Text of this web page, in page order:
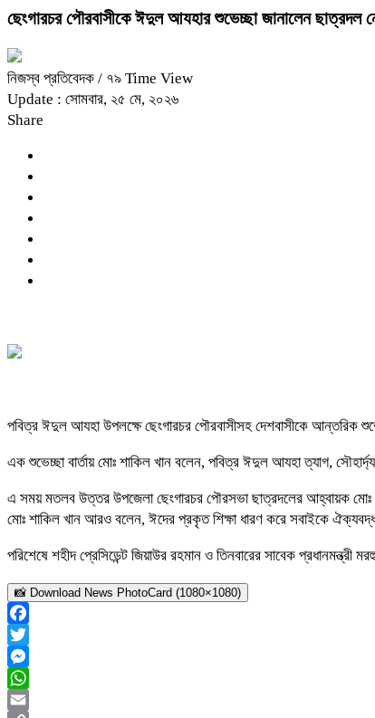
ছেংগারচর পৌরবাসীকে ঈদুল আযহার শুভেচ্ছা জানালেন ছাত্রদল
নিজস্ব প্রতিবেদক / ৭৯ Time View
Update : সোমবার, ২৫ মে, ২০২৬
Share
পবিত্র ঈদুল আযহা উপলক্ষে ছেংগারচর পৌরবাসীসহ দেশবাসীকে আন্তরিক
এক শুভেচ্ছা বার্তায় মোঃ শাকিল খান বলেন, পবিত্র ঈদুল আযহা ত্যাগ,
এ সময় মতলব উত্তর উপজেলা ছেংগারচর পৌরসভা ছাত্রদলের আহ্বায়ক মোঃ
মোঃ শাকিল খান আরও বলেন, ঈদের প্রকৃত শিক্ষা ধারণ করে সবাইকে
পরিশেষে শহীদ প্রেসিডেন্ট জিয়াউর রহমান ও তিনবারের সাবেক প্রধানমন্ত্রী
📸 Download News PhotoCard (1080×1080)
Facebook
Twitter
Messenger
WhatsApp